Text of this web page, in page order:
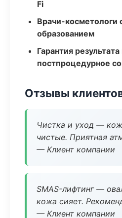
Fi
Врачи-косметологи
образованием
Гарантия результата
постпроцедурное
Отзывы
Чистка и уход —
чистые. Приятная
— Клиент компании
SMAS-лифтинг —
кожа сияет.
— Клиент компании